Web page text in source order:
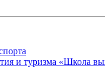
и туризма «Школа